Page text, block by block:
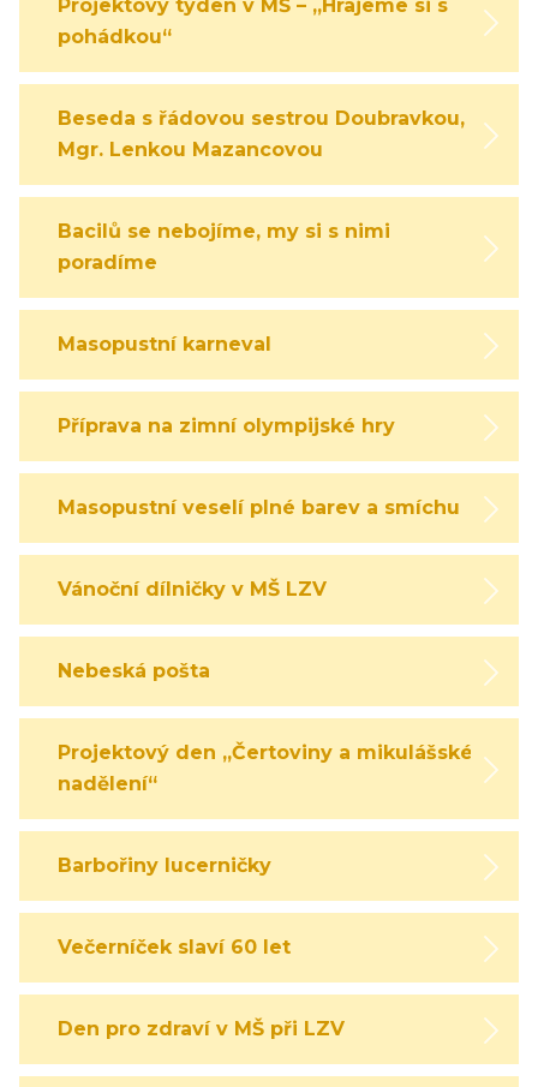
Projektový týden v MŠ – „Hrajeme si s
pohádkou“
Beseda s řádovou sestrou Doubravkou,
Mgr. Lenkou Mazancovou
Bacilů se nebojíme, my si s nimi
poradíme
Masopustní karneval
Příprava na zimní olympijské hry
Masopustní veselí plné barev a smíchu
Vánoční dílničky v MŠ LZV
Nebeská pošta
Projektový den „Čertoviny a mikulášské
nadělení“
Barbořiny lucerničky
Večerníček slaví 60 let
Den pro zdraví v MŠ při LZV